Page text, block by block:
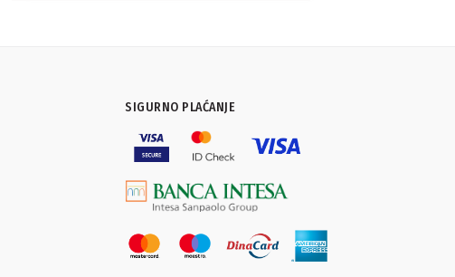
SIGURNO PLAĆANJE